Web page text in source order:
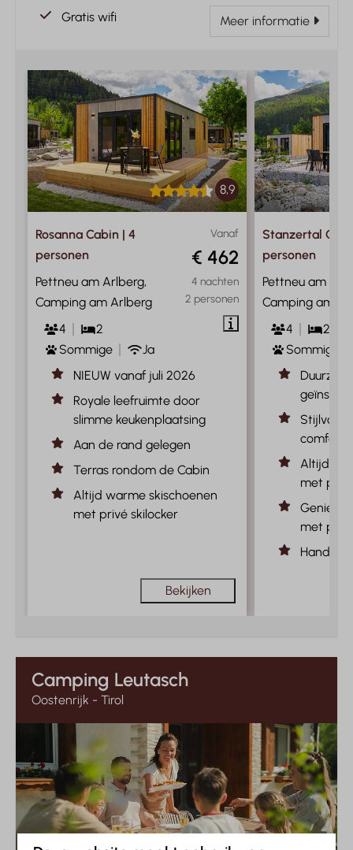
Gratis wifi
Meer informatie
8,9
Vanaf
€ 462
4 nachten
2 personen
Rosanna Cabin | 4
personen
Pettneu am Arlberg,
Camping am Arlberg
4
2
Sommige
Ja
NIEUW vanaf juli 2026
Royale leefruimte door
slimme keukenplaatsing
Aan de rand gelegen
Terras rondom de Cabin
Altijd warme skischoenen
met privé skilocker
Bekijken
Stanzertal
personen
Pettneu am
Camping am
4
2
Sommige
Stijlvolle
comfort
Altijd
met
Geniet
met
Handig
Camping Leutasch
Oostenrijk - Tirol